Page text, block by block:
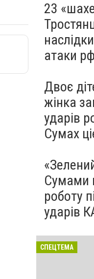
23
атаки рф
Двоє
жінка
ударів
Сумах
Сумами
роботу
ударів
СПЕЦТЕМА